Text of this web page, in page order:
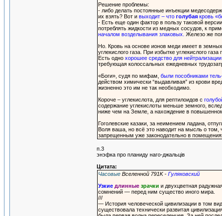
Решение проблемы:
- либо делать постоянные инъекции
их взять? Вот и выходит – что голубая кровь
- Есть еще один фактор в пользу таковой
потреблять жидкости из медных сосудов, к
началом возделывания злаковых. Железо же
Но. Кровь на основе ионов меди имеет в
углекислого газа. При избытке углекислого
Есть одно хорошее средство для
требующая колоссальных ежедневных
«Боги», судя по мифам, были пособниками
действом химически “выдавливая” из крови
жизненно это им не так необходимо.
Короче – углекислота, для рептилоидов с
содержание углекислоты меньше земного,
ниже чем на Земле, а нахождение в
Гоголевские казаки, за неимением ладана,
Воля ваша, но всё это наводит на мысль о
запрещенным уже законодательно в
п.3
энэфка про планиду наго-джальцiв
Цитата:
Часовые Вселенной 791K - Гуляковский
Узкие длинные зрачки и двухцветная
сомнений — перед ним существо иного мира.
///
— История человеческой цивилизации в том
существовала технически развитая